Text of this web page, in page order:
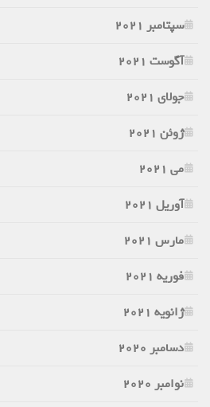
سپتامبر 2021
آگوست 2021
جولای 2021
ژوئن 2021
می 2021
آوریل 2021
مارس 2021
فوریه 2021
ژانویه 2021
دسامبر 2020
نوامبر 2020